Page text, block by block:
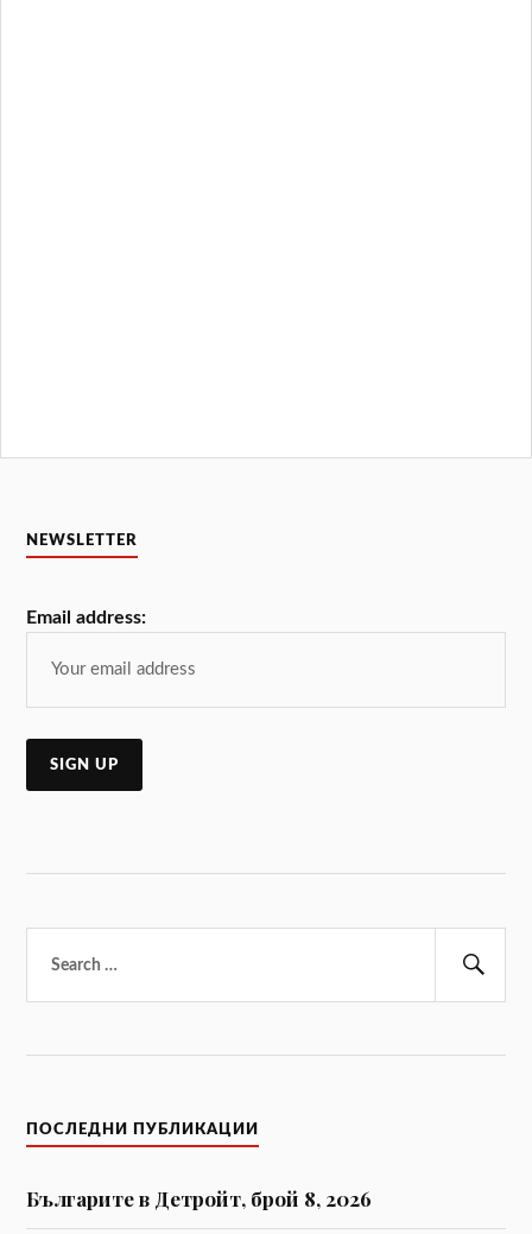
NEWSLETTER
Email address:
ПОСЛЕДНИ ПУБЛИКАЦИИ
Българите в Детройт, брой 8, 2026